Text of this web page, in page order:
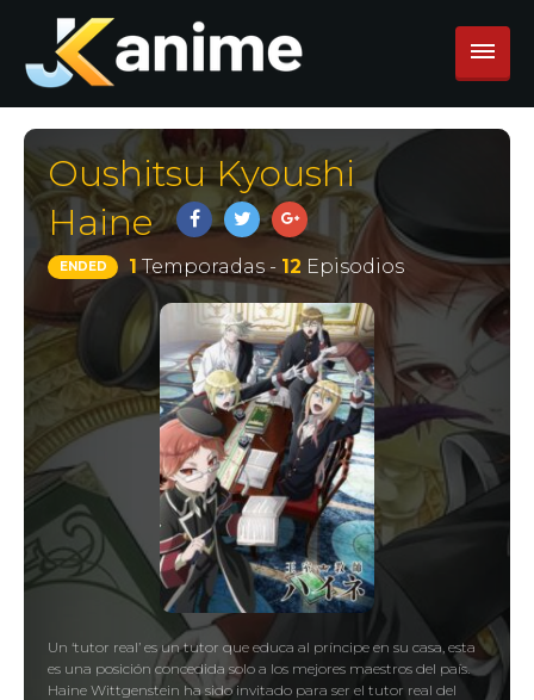
Oushitsu Kyoushi
Haine
ENDED 1Temporadas - 12 Episodios
Un ‘tutor real’ es un tutor que educa al príncipe en su casa, esta
es una posición concedida solo a los mejores maestros del país.
Haine Wittgenstein ha sido invitado para ser el tutor real del